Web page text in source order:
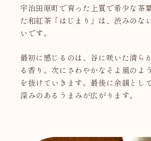
宇治田原町で育った上質で希少な茶
た和紅茶「はじまり」は、渋みのな
いです。
最初に感じるのは、谷に咲いた清ら
る香り。次にさわやかなそよ風のよ
を抜けていきます。最後に余韻とし
深みのあるうまみが広がります。